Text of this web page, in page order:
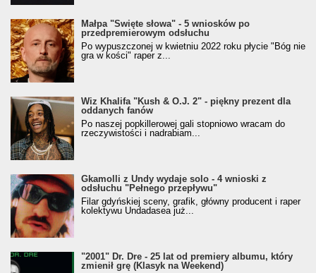
Małpa "Święte słowa" - 5 wniosków po
przedpremierowym odsłuchu
Po wypuszczonej w kwietniu 2022 roku płycie "Bóg nie
gra w kości" raper z...
Wiz Khalifa "Kush & O.J. 2" - piękny prezent dla
oddanych fanów
Po naszej popkillerowej gali stopniowo wracam do
rzeczywistości i nadrabiam...
Gkamolli z Undy wydaje solo - 4 wnioski z
odsłuchu "Pełnego przepływu"
Filar gdyńskiej sceny, grafik, główny producent i raper
kolektywu Undadasea już...
"2001" Dr. Dre - 25 lat od premiery albumu, który
zmienił grę (Klasyk na Weekend)